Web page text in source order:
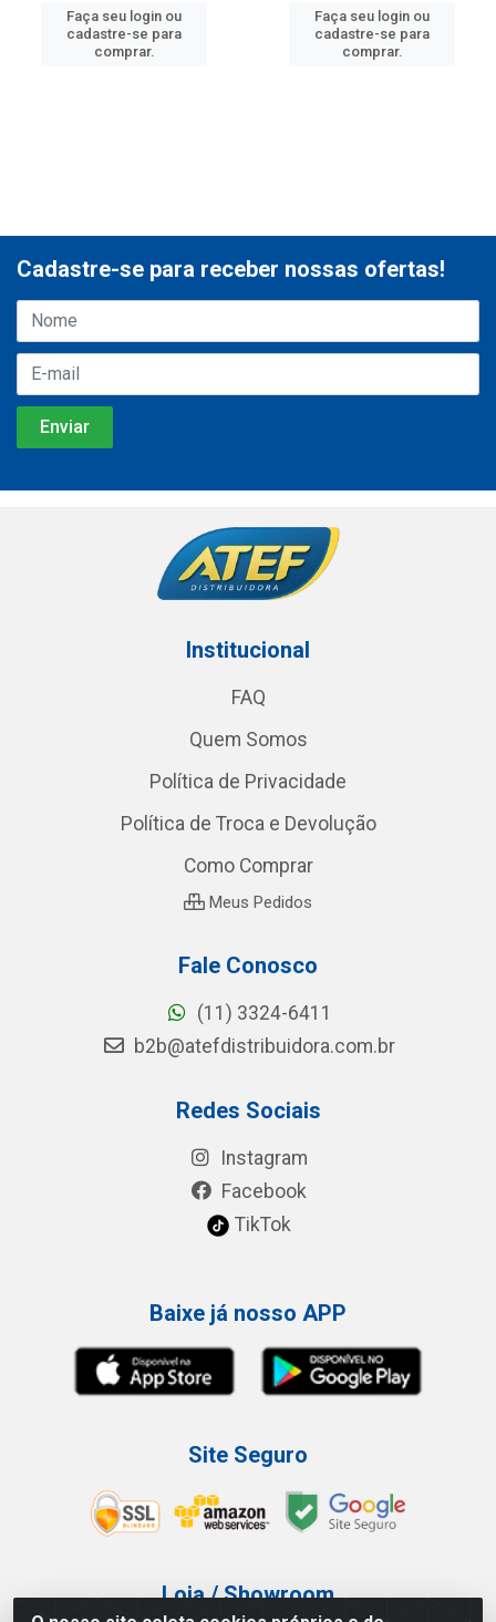
Faça seu login ou
cadastre-se para
comprar.
Faça seu login ou
cadastre-se para
comprar.
Cadastre-se para receber nossas ofertas!
Institucional
FAQ
Quem Somos
Política de Privacidade
Política de Troca e Devolução
Como Comprar
Meus Pedidos
Fale Conosco
(11) 3324-6411
b2b@atefdistribuidora.com.br
Redes Sociais
Instagram
Facebook
TikTok
Baixe já nosso APP
Site Seguro
Loja / Showroom